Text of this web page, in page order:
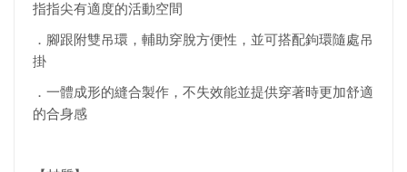
指指尖有適度的活動空間
．腳跟附雙吊環，輔助穿脫方便性，並可搭配鉤環隨處吊
掛
．一體成形的縫合製作，不失效能並提供穿著時更加舒適
的合身感